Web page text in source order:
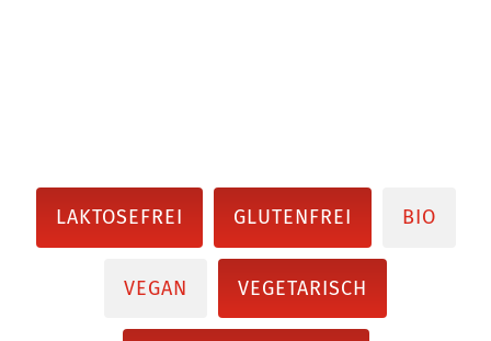
LAKTOSEFREI GLUTENFREI BIO
VEGAN VEGETARISCH